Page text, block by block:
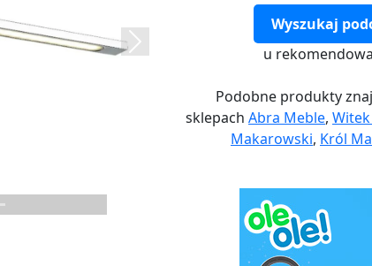
Next
Wyszukaj
u
Podobne produkty
sklepach Abra Meble,
Makarowski, Król